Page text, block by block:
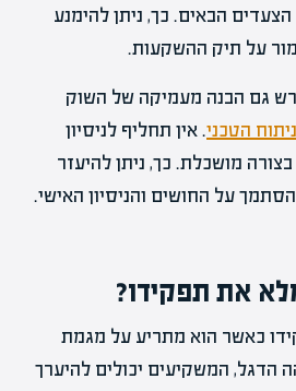
הבאים. כך, ניתן להימנע
על תיק ההשקעות.
גם הבנה מעמיקה של השוק
הטכני. אין תחליף לניסיון
מושכלת. כך, ניתן להיעזר
על החושים והניסיון האישי.
את תפקידו?
כאשר הוא מתריע על מגמת
הדגל, המשקיעים יכולים להיערך